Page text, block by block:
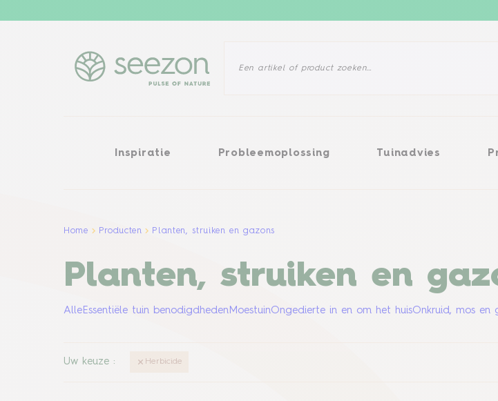
Inspiratie Probleemoplossing Tuinadvies
InspiratieProbleemoplossingTuinadviesProducten
Home Producten Planten, struiken en gazons
Planten, struiken en
Alle Essentiële tuin benodigdheden MoestuinOngedierte in en om het huisOnkruid, mos en
Uw keuze : Herbicide